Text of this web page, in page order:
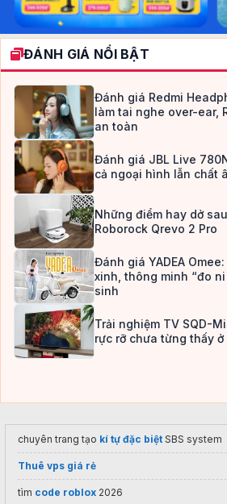
ĐÁNH GIÁ NỔI BẬT
Đánh giá Redmi
làm tai nghe over-ear,
an toàn
Đánh giá JBL Live
cả ngoại hình lẫn chất
Những điểm hay dở
Roborock Qrevo 2 Pro
Đánh giá YADEA
xinh, thông minh “đo
sinh
Trải nghiệm TV SQD-
rực rỡ chưa từng thấy ở
chuyên trang tạo kí tự đặc biệt SBS system
Thuê vps giá rẻ
tìm code roblox 2026